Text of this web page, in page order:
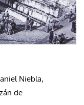
Niebla,
de